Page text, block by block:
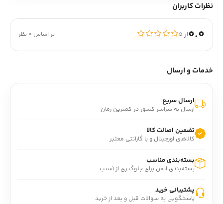
نظرات کاربران
0.0از ۵ بر اساس 0 نظر
خدمات و ارسال
ارسال سریع
ارسال به سراسر کشور در کمترین زمان
تضمین اصالت کالا
کالاهای اورجینال و با گارانتی معتبر
بسته‌بندی مناسب
بسته‌بندی ایمن برای جلوگیری از آسیب
پشتیبانی خرید
پاسخگویی به سوالات قبل و بعد از خرید